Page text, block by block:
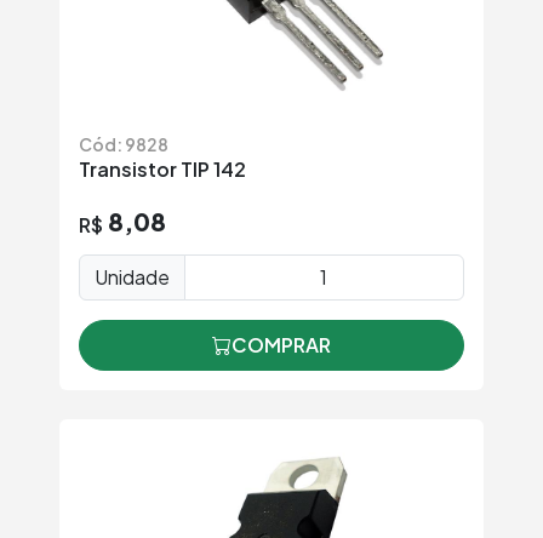
Cód: 9828
Transistor TIP 142
R$ 8,08
Unidade
COMPRAR